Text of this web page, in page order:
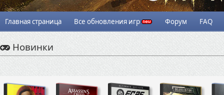
Главная страница Все обновления игр Форум FAQ
Новинки